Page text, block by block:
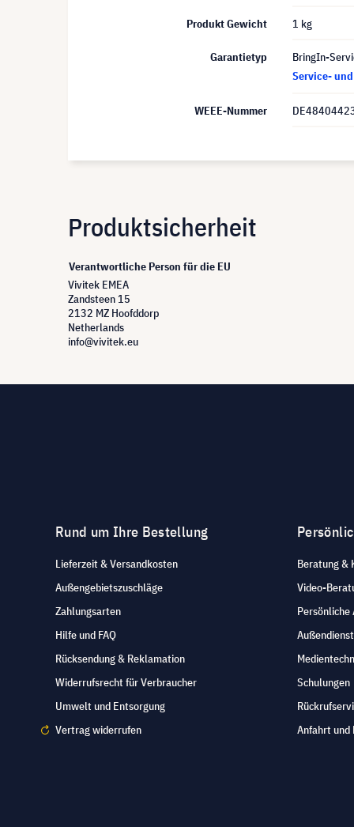
Produkt Gewicht 1 kg
Garantietyp
BringIn-
Service-
WEEE-Nummer
Produktsicherheit
Verantwortliche Person für die EU
Vivitek EMEA
Zandsteen 15
2132 MZ Hoofddorp
Netherlands
info@vivitek.eu
Rund um Ihre Bestellung
Lieferzeit & Versandkosten
Außengebietszuschläge
Zahlungsarten
Hilfe und FAQ
Rücksendung & Reklamation
Widerrufsrecht für Verbraucher
Umwelt und Entsorgung
Vertrag widerrufen
Beratung &
Video-
Schulungen
Anfahrt und